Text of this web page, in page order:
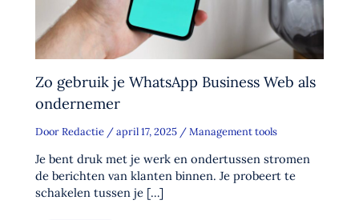
Zo gebruik je WhatsApp Business Web als
ondernemer
Door Redactie /april 17, 2025 /Management tools
Je bent druk met je werk en ondertussen stromen
de berichten van klanten binnen. Je probeert te
schakelen tussen je […]